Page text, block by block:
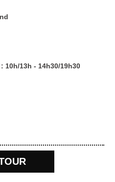
10h/13h - 14h30/19h30